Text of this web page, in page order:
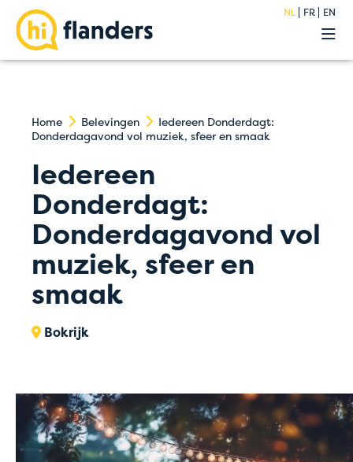
NL FR EN
Jobs
Contact
Home Belevingen
Iedereen Donderdagt:
Donderdagavond vol muziek, sfeer en smaak
Iedereen
Donderdagt:
Donderdagavond vol
muziek, sfeer en
smaak
Bokrijk